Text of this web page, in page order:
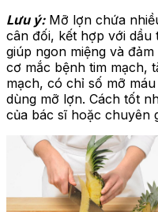
Lưu ý:Mỡ lợn chứa
cân đối, kết hợp với dầu
giúp ngon miệng và
cơ mắc bệnh tim mạch,
mạch, có chỉ số mỡ
dùng mỡ lợn. Cách tốt
của bác sĩ hoặc chuyên